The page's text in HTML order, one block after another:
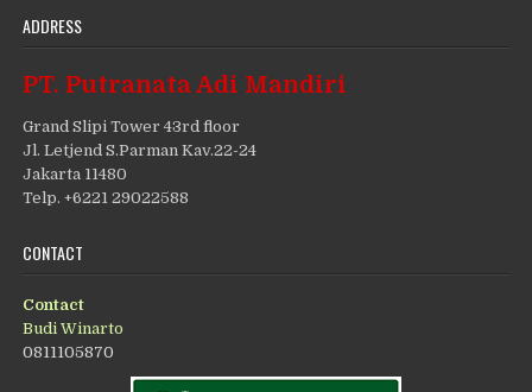
ADDRESS
PT. Putranata Adi Mandiri
Grand Slipi Tower 43rd floor
Jl. Letjend S.Parman Kav.22-24
Jakarta 11480
Telp. +6221 29022588
CONTACT
Contact
Budi Winarto
0811105870